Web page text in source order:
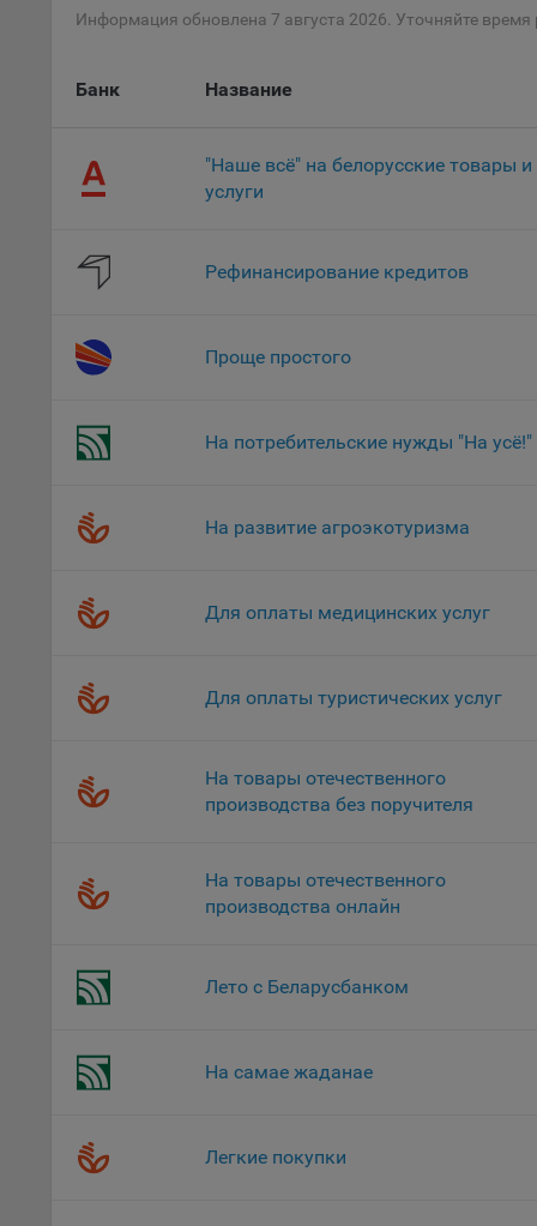
На
5.2.
9.1.
Информация обновлена 7 августа 2026. Уточняйте время
Банк Название
"Наше всё" на белорусские товары и
услуги
Рефинансирование кредитов
Проще простого
На потребительские нужды "На усё!"
На развитие агроэкотуризма
Для оплаты медицинских услуг
Для оплаты туристических услуг
На товары отечественного
производства без поручителя
На товары отечественного
производства онлайн
Лето с Беларусбанком
На самае жаданае
Легкие покупки